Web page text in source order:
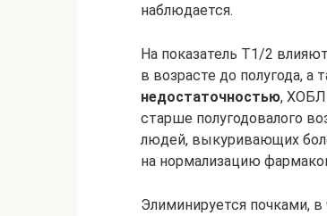
наблюдается.
На показатель Т1/2
в возрасте до полугода, а
недостаточностью, ХОБЛ
старше полугодовалого
людей, выкуривающих
на нормализацию
Элиминируется почками,